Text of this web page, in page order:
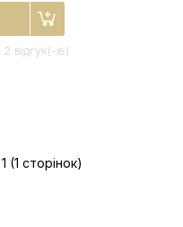
2 вiдгук(-iв)
(1 сторінок)